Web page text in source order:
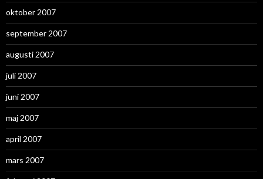
oktober 2007
september 2007
augusti 2007
juli 2007
juni 2007
maj 2007
april 2007
mars 2007